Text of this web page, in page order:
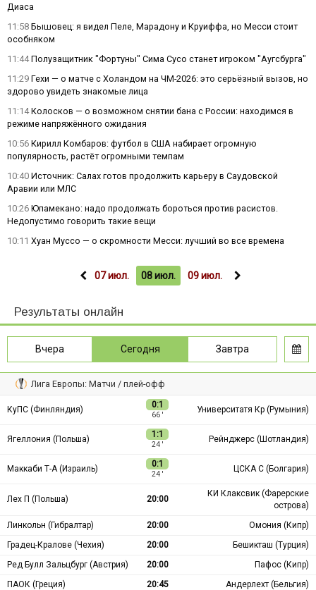
Диаса
11:58 Бышовец: я видел Пеле, Марадону и Круиффа, но Месси стоит
особняком
11:44 Полузащитник "Фортуны" Сима Сусо станет игроком "Аугсбурга"
11:29 Гехи — о матче с Холандом на ЧМ-2026: это серьёзный вызов, но
здорово увидеть знакомые лица
11:14 Колосков — о возможном снятии бана с России: находимся в
режиме напряжённого ожидания
10:56 Кирилл Комбаров: футбол в США набирает огромную
популярность, растёт огромными темпам
10:40 Источник: Салах готов продолжить карьеру в Саудовской
Аравии или МЛС
10:26 Юпамекано: надо продолжать бороться против расистов.
Недопустимо говорить такие вещи
10:11 Хуан Муссо — о скромности Месси: лучший во все времена
07 июл. 08 июл. 09 июл.
Результаты онлайн
Вчера Сегодня Завтра
Лига Европы: Матчи / плей-офф
КуПС (Финляндия) 0:1
66 ′
Университатя Кр (Румыния)
Ягеллония (Польша) 1:1
24 ′
Рейнджерс (Шотландия)
Маккаби Т-А (Израиль) 0:1
24 ′
ЦСКА С (Болгария)
Лех П (Польша) 20:00
КИ Клаксвик (Фарерские
острова)
Линкольн (Гибралтар)
20:00
Омония (Кипр)
Градец-Кралове (Чехия)
20:00
Бешикташ (Турция)
Ред Булл Зальцбург (Австрия)
20:00
Пафос (Кипр)
ПАОК (Греция)
20:45
Андерлехт (Бельгия)